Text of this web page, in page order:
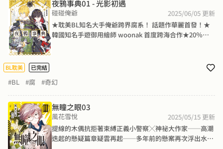
夜鴉事典01 - 光影初遇
碰碰俺爺 2025/06/05 更新
★耽美BL知名大手俺爺跨界腐系！ 話題作華麗首發！★
韓國知名手遊御用繪師 woonak 首度跨海合作★20％輕
外降臨！？剛畢業的萊特即將擔任督導教士，卻碰到了超
難搞的搭檔──巫族最惡「夜鴉」柯羅！歷任督導者撐不
過三個月都悲慘離職，面對傲嬌小烏鴉張牙舞爪、充滿惡
意的「歡迎儀式」，對未來搭檔有著變態憧憬的萊特自信
滿滿──哼哼，他最強的武器可是人見人愛(死纏爛打)的
好個性(厚臉皮)呢^.<To教廷：我希望能多了解我的搭
檔，請批准我入住夜鴉柯羅家的宅邸。
BL耽美 已完結
#BL #腐 #奇幻
無瞳之眼03
風花雪悅 2025/05/15 更新
提線的木偶抗拒著束縛正義小警察╳神祕大作家──高潮
迭起的懸疑篇章疑雲再起──多年前的懸案再次浮出水